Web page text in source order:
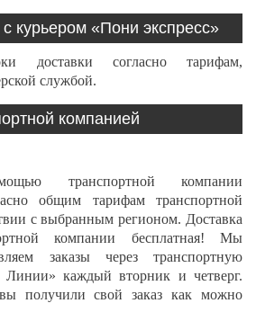
с курьером «Пони экспресс»
доставки согласно тарифам,
службой.
компанией
транспортной компании
общим тарифам транспортной
с выбранным регионом. Доставка
компании бесплатная! Мы
заказы через транспортную
каждый вторник и четверг.
получили свой заказ как можно